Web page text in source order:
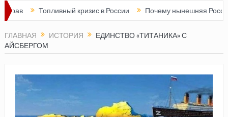
Топливный кризис в России Почему нынешняя Россия стала
ГЛАВНАЯ ИСТОРИЯ
ЕДИНСТВО «ТИТАНИКА» С
АЙСБЕРГОМ